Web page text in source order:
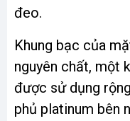
đeo.
Khung bạc của
nguyên chất, một
được sử dụng
phủ platinum bên